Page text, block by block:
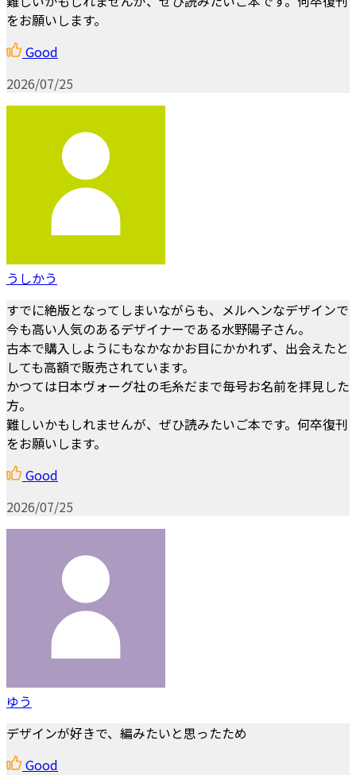
をお願いします。
Good
2026/07/25
うしかう
すでに絶版となってしまいながらも、メルヘンなデザインで
今も高い人気のあるデザイナーである水野陽子さん。
古本で購入しようにもなかなかお目にかかれず、出会えたと
しても高額で販売されています。
かつては日本ヴォーグ社の毛糸だまで毎号お名前を拝見した
方。
難しいかもしれませんが、ぜひ読みたいご本です。何卒復刊
をお願いします。
Good
2026/07/25
ゆう
デザインが好きで、編みたいと思ったため
Good